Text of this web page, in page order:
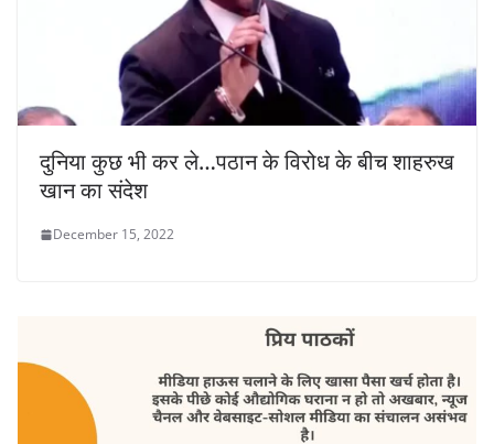
दुनिया कुछ भी कर ले…पठान के विरोध के बीच शाहरुख
खान का संदेश
December 15, 2022